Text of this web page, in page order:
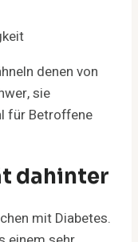
denen von
sie
für Betroffene
dahinter
mit Diabetes.